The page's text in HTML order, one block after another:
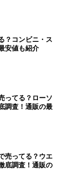
？コンビニ・ス
安値も紹介
ってる？ローソ
調査！通販の最
売ってる？ウエ
底調査！通販の